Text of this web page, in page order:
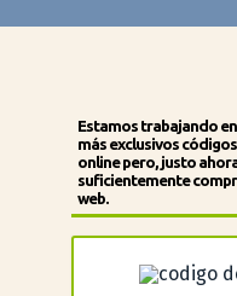
Estamos trabajando
más exclusivos
onlinepero, justo
suficientemente
web.